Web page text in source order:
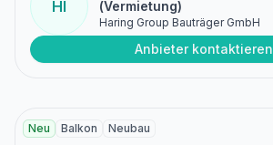
HI
(Vermietung)
Haring Group Bauträger GmbH
Anbieter kontaktieren
Neu Balkon Neubau